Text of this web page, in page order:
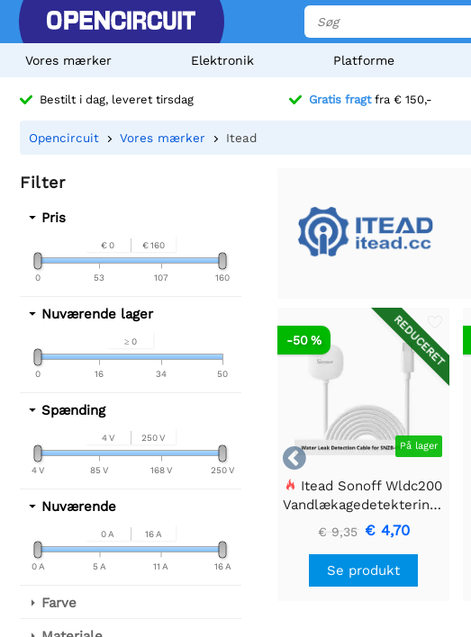
Vores mærker Elektronik Platforme
Bestilt i dag, leveret tirsdag Gratis fragtfra € 150,-
Opencircuit Vores mærker Itead
Filter
Pris
€ 0 € 160
0 160
53 107
Nuværende lager
≥ 0
0 50
16 34
Spænding
4 V 250 V
4 V 250 V
85 V 168 V
Nuværende
0 A 16 A
0 A 16 A
5 A 11 A
Farve

REDUCERET
På lager
-50 %
Itead Sonoff Wldc200
Vandlækagedetekteringskabel
€ 9,35 € 4,70
Se produkt